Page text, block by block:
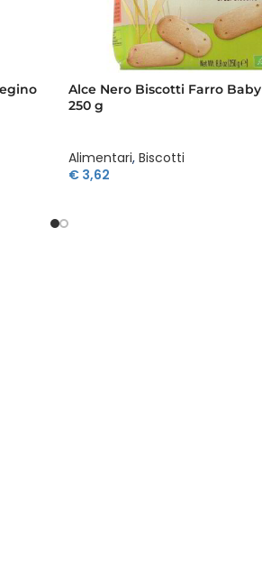
Alce Nero Biscotti Farro
250 g
Alimentari, Biscotti
€ 3,62